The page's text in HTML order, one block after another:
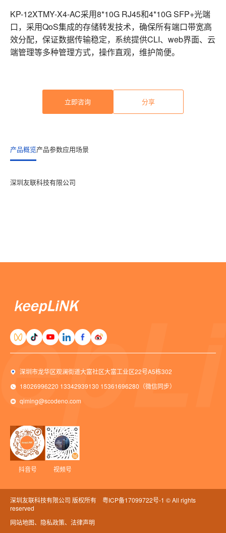
KP-12XTMY-X4-AC采用8*10G RJ45和4*10G SFP+光端
口，采用QoS集成的存储转发技术，确保所有端口带宽高
效分配，保证数据传输稳定，系统提供CLI、 web界面、云
端管理等多种管理方式，操作直观，维护简便。
立即咨询 分享
产品概览产品参数应用场景
深圳友联科技有限公司
深圳市龙华区观澜街道大富社区大富工业区22号A5栋302
18026996220 13342939130 15361696280（微信同步）
qiming@scodeno.com
抖音号 视频号
深圳友联科技有限公司 版权所有 粤ICP备17099722号-1 © All rights
reserved
网站地图、隐私政策、法律声明